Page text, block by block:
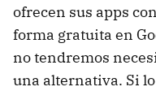
ofrecen sus apps
forma gratuita en
no tendremos
una alternativa. Si